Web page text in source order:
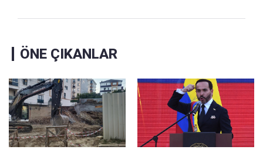
ÖNE ÇIKANLAR